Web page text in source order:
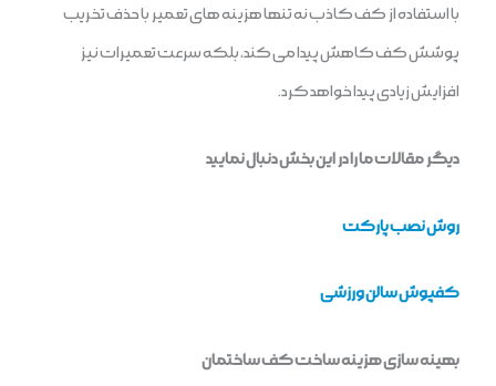
با استفاده از کف کاذب نه تنها هزینه های تعمیر با حذف تخریب
پوشش کف کاهش پیدا می کند، بلکه سرعت تعمیرات نیز
افزایش زیادی پیدا خواهد کرد.
دیگر مقالات ما را در این بخش دنبال نمایید
روش نصب پارکت
کفپوش سالن ورزشی
بهینه سازی هزینه ساخت کف ساختمان